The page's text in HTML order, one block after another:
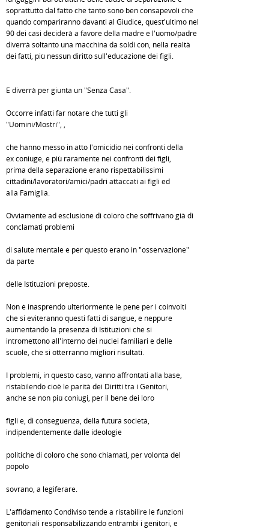
soprattutto dal fatto che tanto sono ben consapevoli che
quando compariranno davanti al Giudice, quest'ultimo nel
90 dei casi deciderà a favore della madre e l'uomo/padre
diverrà soltanto una macchina da soldi con, nella realtà
dei fatti, più nessun diritto sull'educazione dei figli.
E diverrà per giunta un "Senza Casa".
Occorre infatti far notare che tutti gli
"Uomini/Mostri", ,
che hanno messo in atto l'omicidio nei confronti della
ex coniuge, e più raramente nei confronti dei figli,
prima della separazione erano rispettabilissimi
cittadini/lavoratori/amici/padri attaccati ai figli ed
alla Famiglia.
Ovviamente ad esclusione di coloro che soffrivano già di
conclamati problemi
di salute mentale e per questo erano in "osservazione"
da parte
delle Istituzioni preposte.
Non è inasprendo ulteriormente le pene per i coinvolti
che si eviteranno questi fatti di sangue, e neppure
aumentando la presenza di Istituzioni che si
intromettono all'interno dei nuclei familiari e delle
scuole, che si otterranno migliori risultati.
I problemi, in questo caso, vanno affrontati alla base,
ristabilendo cioè le parità dei Diritti tra i Genitori,
anche se non più coniugi, per il bene dei loro
figli e, di conseguenza, della futura società,
indipendentemente dalle ideologie
politiche di coloro che sono chiamati, per volontà del
popolo
sovrano, a legiferare.
L'affidamento Condiviso tende a ristabilire le funzioni
genitoriali responsabilizzando entrambi i genitori, e